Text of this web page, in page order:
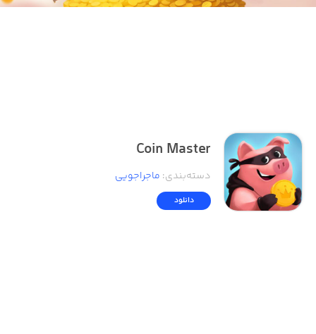
Coin Master
دسته‌بندی: ماجراجویی
دانلود